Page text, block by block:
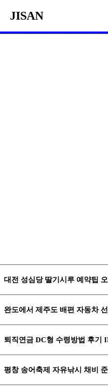
JISAN
대전 성심당 딸기시루 예약팁
완도에서 제주도 배편 자동차
퇴직연금 DC형 수령방법 후기
평창 송어축제 자유낚시 채비